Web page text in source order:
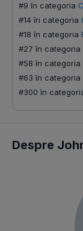
#9 în categoria
#14 în categoria
#18 în categoria
#27 în categoria
#58 în categoria
#63 în categoria
#300 în
Despre